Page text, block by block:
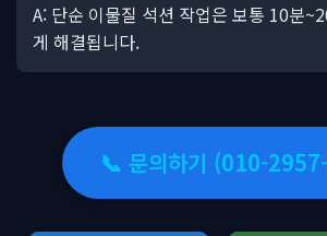
A: 단순 이물질 석션 작업은 보통 10분
게 해결됩니다.
📞 문의하기 (010-